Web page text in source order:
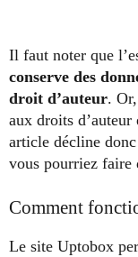
Il faut noter que
conserve des
droit d’auteur.
aux droits
article décline
vous pourriez faire
Comment
Le site Uptobox p